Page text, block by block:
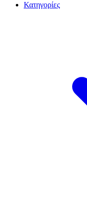
Κατηγορίες